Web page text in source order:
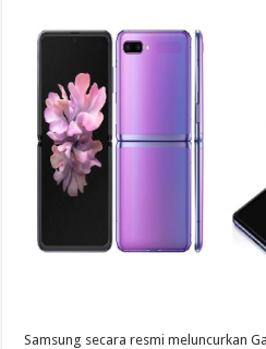
Samsung secara resmi meluncurkan